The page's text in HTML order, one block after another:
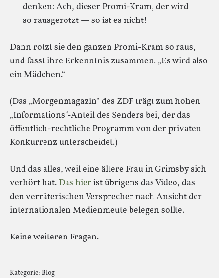
denken: Ach, dieser Promi-Kram, der wird
so rausgerotzt — so ist es nicht!
Dann rotzt sie den ganzen Promi-Kram so raus,
und fasst ihre Erkenntnis zusammen: „Es wird also
ein Mädchen.“
(Das „Morgenmagazin“ des ZDF trägt zum hohen
„Informations“-Anteil des Senders bei, der das
öffentlich-rechtliche Programm von der privaten
Konkurrenz unterscheidet.)
Und das alles, weil eine ältere Frau in Grimsby sich
verhört hat.Das hierist übrigens das Video, das
den verräterischen Versprecher nach Ansicht der
internationalen Medienmeute belegen sollte.
Keine weiteren Fragen.
Kategorie:Blog